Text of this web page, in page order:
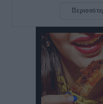
δεν υπάρχουν
• πριν 8 ώρες
Στον Άγιο Νικόλαο
ανανεωμένο
Lions Χάλκης